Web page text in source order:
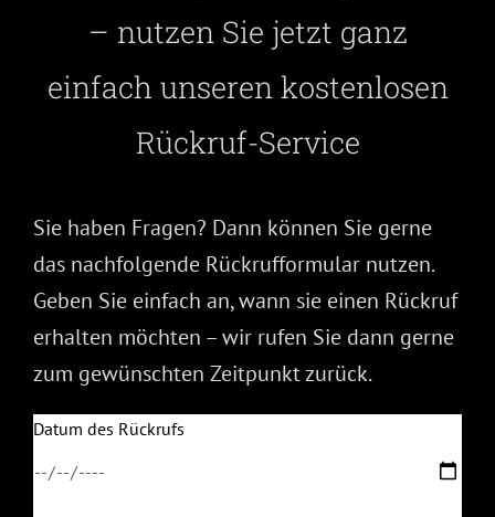
– nutzen Sie jetzt ganz
einfach unseren kostenlosen
Rückruf-Service
Sie haben Fragen? Dann können Sie gerne
das nachfolgende Rückrufformular nutzen.
Geben Sie einfach an, wann sie einen Rückruf
erhalten möchten – wir rufen Sie dann gerne
zum gewünschten Zeitpunkt zurück.
Datum des Rückrufs